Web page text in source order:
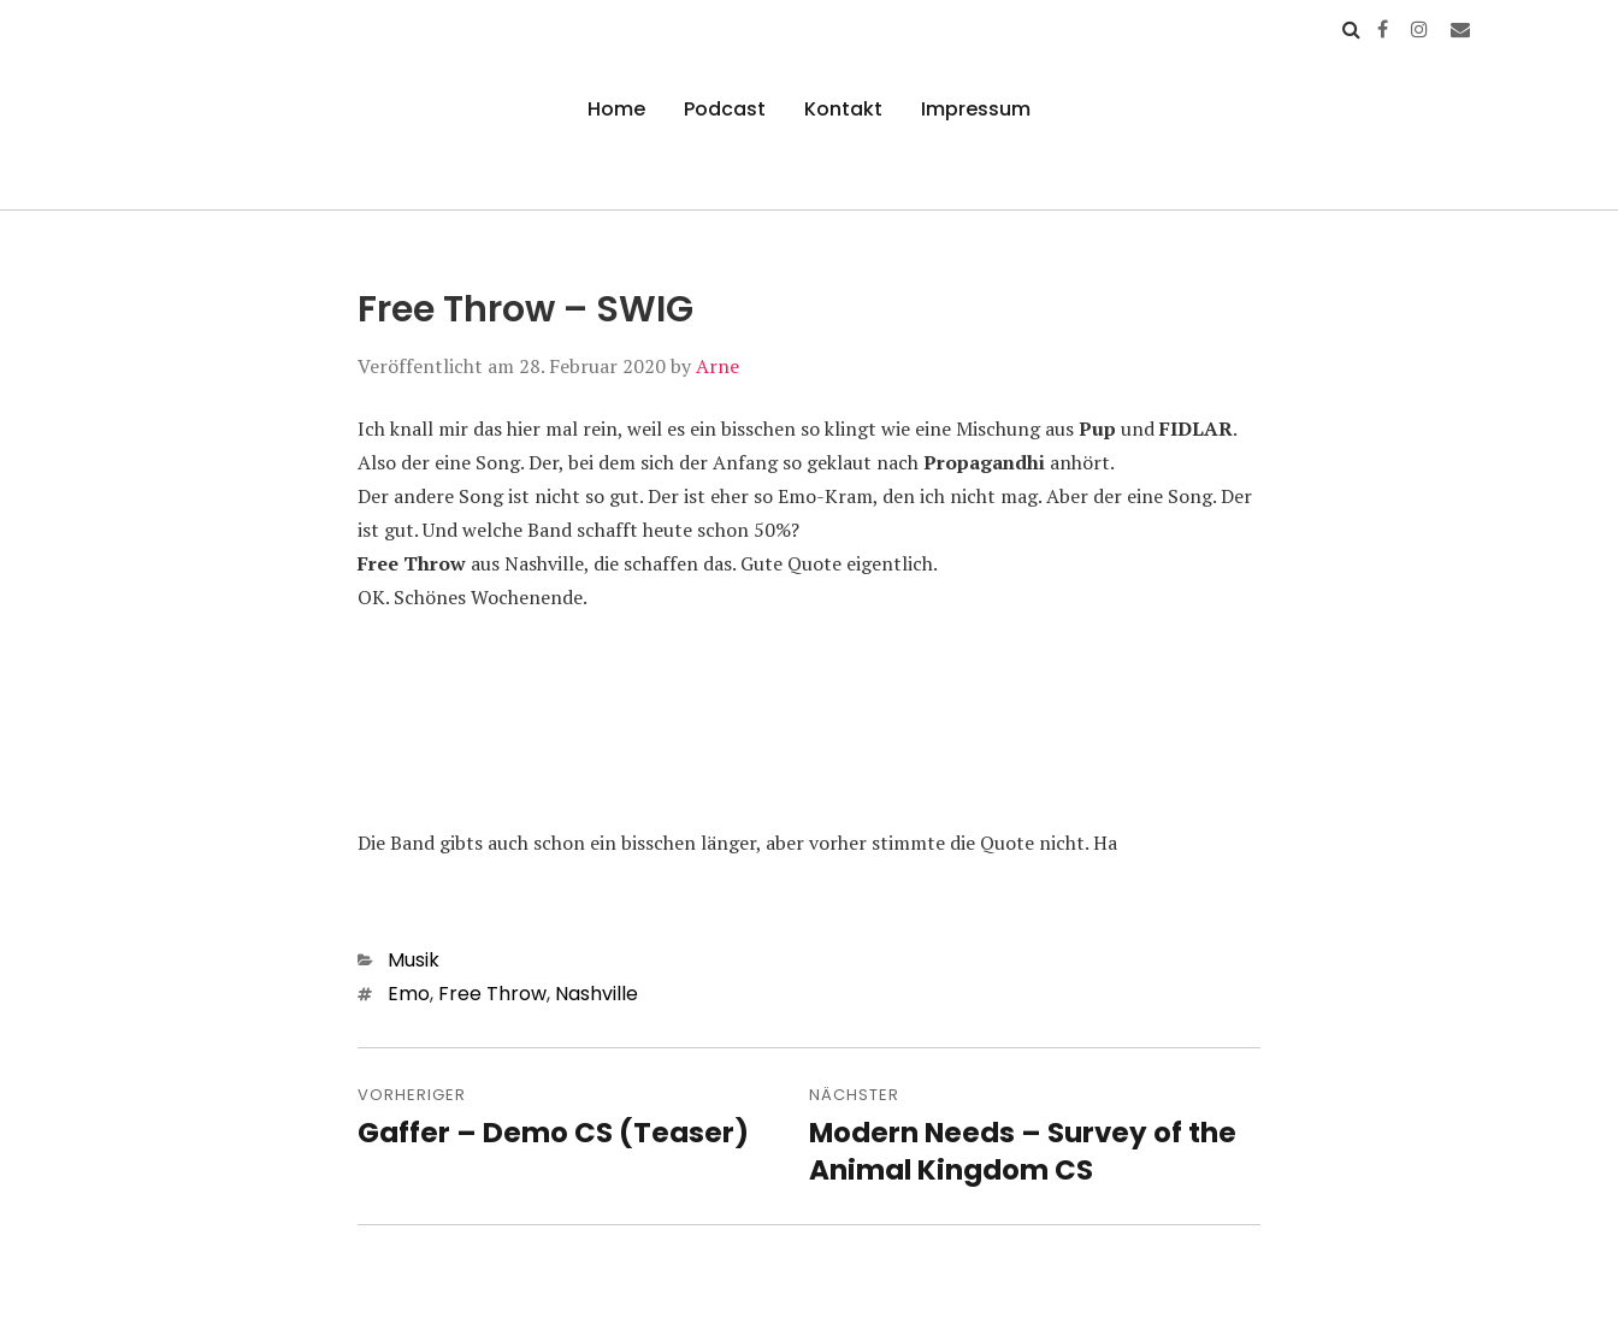
Manierenversagen
Home Podcast Kontakt Impressum
Free Throw – SWIG
Veröffentlicht am 28. Februar 2020byArne
Ich knall mir das hier mal rein, weil es ein bisschen so klingt wie eine Mischung ausPup undFIDLAR.
Also der eine Song. Der, bei dem sich der Anfang so geklaut nachPropagandhi anhört.
Der andere Song ist nicht so gut. Der ist eher so Emo-Kram, den ich nicht mag. Aber der eine Song. Der
ist gut. Und welche Band schafft heute schon 50%?
Free Throw aus Nashville, die schaffen das. Gute Quote eigentlich.
OK. Schönes Wochenende.
Die Band gibts auch schon ein bisschen länger, aber vorher stimmte die Quote nicht. Ha
Kategorien
Musik
Schlagwörter
Emo, Free Throw, Nashville
VORHERIGER
Vorheriger
Gaffer – Demo CS (Teaser)
NÄCHSTER
Nächster
Beitrag:
Modern Needs – Survey of the
Animal Kingdom CS